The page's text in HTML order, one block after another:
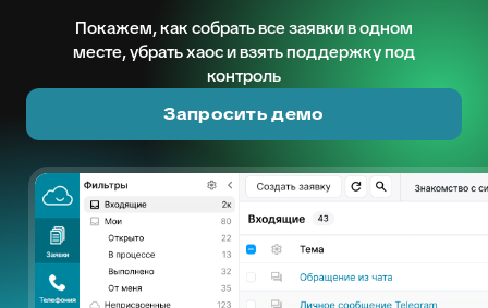
Покажем, как собрать все заявки в одном
месте, убрать хаос и взять поддержку под
контроль
Запросить демо